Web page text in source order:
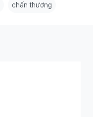
chấn thương